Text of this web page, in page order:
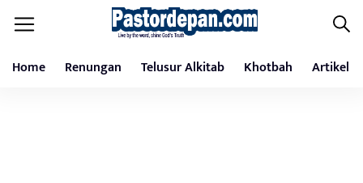
Home Renungan Telusur Alkitab Khotbah Artikel